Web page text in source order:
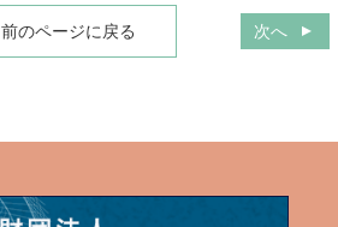
前のページに戻る 次へ